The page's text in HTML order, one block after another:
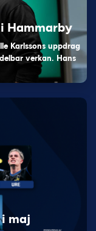
Hammarby
Karlssons uppdrag
verkan. Hans
i maj